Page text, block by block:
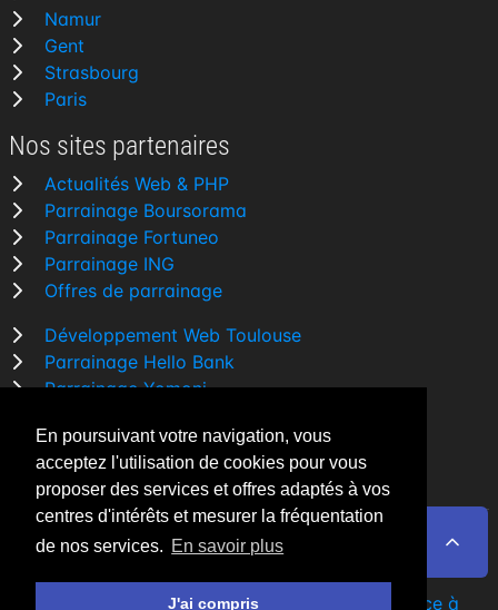
En poursuivant votre navigation, vous
acceptez l'utilisation de cookies pour vous
proposer des services et offres adaptés à vos
centres d'intérêts et mesurer la fréquentation
de nos services. En savoir plus
J'ai compris
Namur
Gent
Strasbourg
Paris
Nos sites partenaires
Actualités Web & PHP
Parrainage Boursorama
Parrainage Fortuneo
Parrainage ING
Offres de parrainage
Développement Web Toulouse
Parrainage Hello Bank
Parrainage Yomoni
Comparatif banque
By Night v5.7.3| © 2026 - Tous droits réservés
par undéveloppeur Web Freelance à